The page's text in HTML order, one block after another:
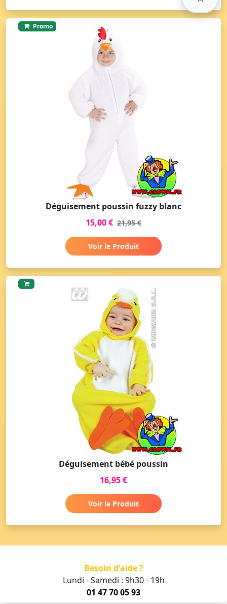
Promo
Déguisement poussin fuzzy blanc
15,00 € 21,95 €
Voir le Produit
Déguisement bébé poussin
16,95 €
Voir le Produit
Besoin d'aide ?
Lundi - Samedi : 9h30 - 19h
01 47 70 05 93